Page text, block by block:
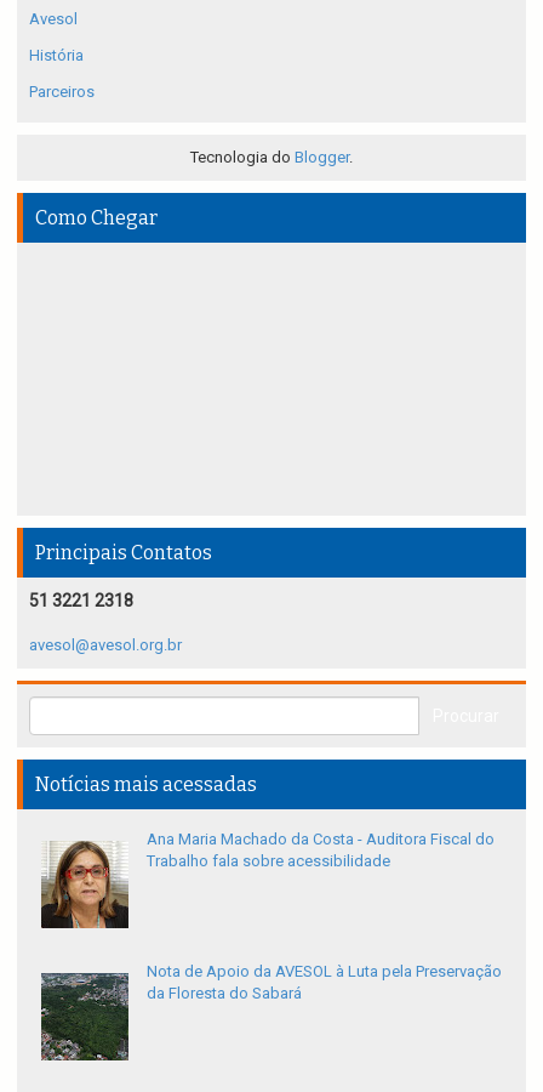
Avesol
História
Parceiros
Tecnologia do Blogger.
Como Chegar
Principais Contatos
51 3221 2318
avesol@avesol.org.br
Notícias mais acessadas
Ana Maria Machado da Costa - Auditora Fiscal do
Trabalho fala sobre acessibilidade
Nota de Apoio da AVESOL à Luta pela Preservação
da Floresta do Sabará